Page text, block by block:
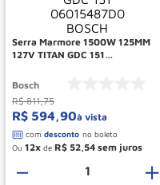
Serra Marmore 1500W 125MM
127V TITAN GDC 151
Bosch
R$ 811,75
R$ 594,90à vista
Ou 12 de R$ 52,54
＋
－
Roda